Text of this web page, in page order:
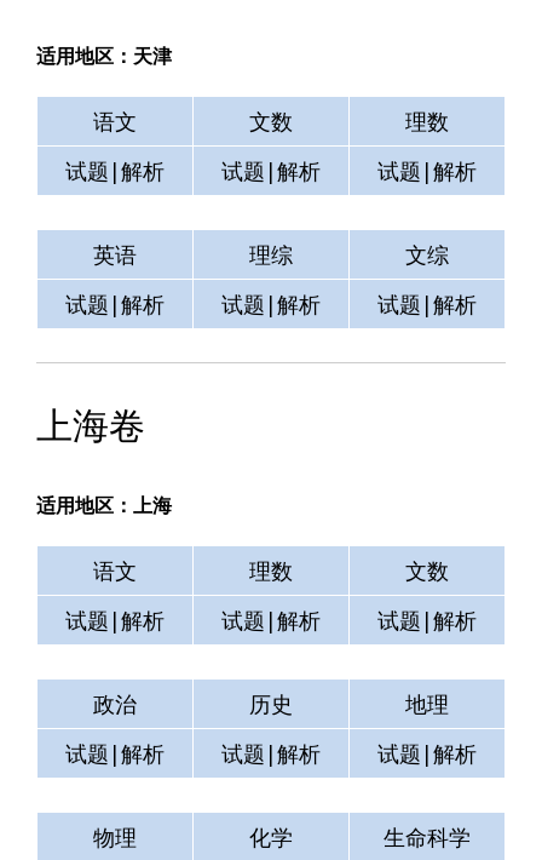
适用地区：天津
语文 文数
理数
试题|解析
试题|解析 试题|解析
英语 理综
文综
试题|解析
试题|解析 试题|解析
上海卷
适用地区：上海
语文 理数
文数
试题|解析
试题|解析 试题|解析
政治 历史
地理
试题|解析
试题|解析 试题|解析
物理 化学
生命科学